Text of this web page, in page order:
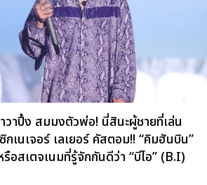
วาปึ้ง สมมงตัวพ่อ! นี่สินะผู้ชายที่เล่น
กเนเจอร์ เลเยอร์ คัสตอม!! “คิมฮันบิน”
สเตจเนมที่รู้จักกันดีว่า “บีไอ” (B.I)